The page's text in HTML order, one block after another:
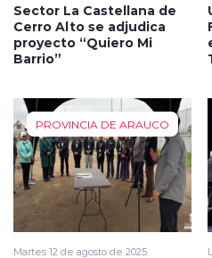
Sector La Castellana de
Cerro Alto se adjudica
proyecto “Quiero Mi
Barrio”
PROVINCIA DE ARAUCO
Martes 12 de agosto de 2025